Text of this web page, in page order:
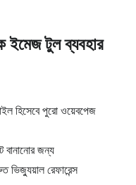
ইমেজ টুল ব্যবহার
হিসেবে পুরো ওয়েবপেজ
বানানোর জন্য
ভিজ্যুয়াল রেফারেন্স